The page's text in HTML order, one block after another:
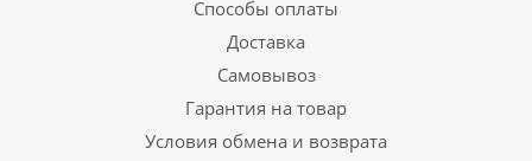
Способы оплаты
Доставка
Самовывоз
Гарантия на товар
Условия обмена и возврата